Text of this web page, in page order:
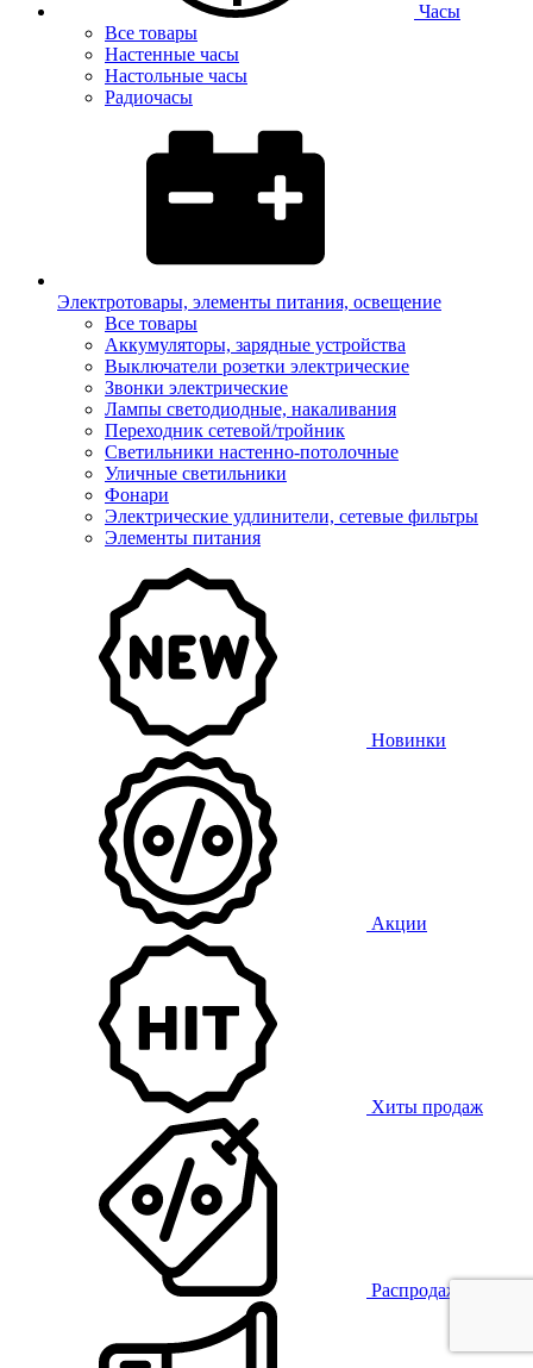
Часы
Все товары
Настенные часы
Настольные часы
Радиочасы
Электротовары, элементы питания, освещение
Все товары
Аккумуляторы, зарядные устройства
Выключатели розетки электрические
Звонки электрические
Лампы светодиодные, накаливания
Переходник сетевой/тройник
Светильники настенно-потолочные
Уличные светильники
Фонари
Электрические удлинители, сетевые фильтры
Элементы питания
Новинки
Акции
Хиты продаж
Распродажа